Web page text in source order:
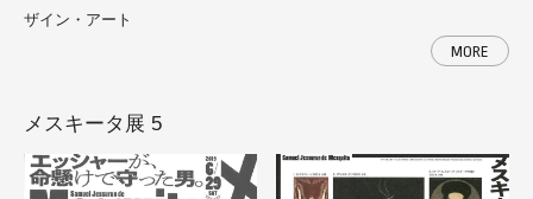
ザイン・アート
MORE
メスキータ展 5